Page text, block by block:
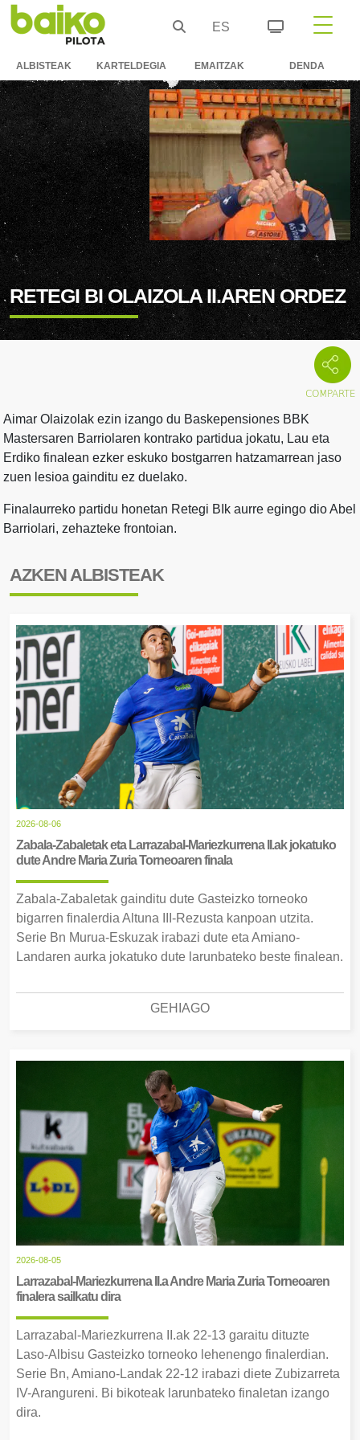
ES
ALBISTEAK KARTELDEGIA EMAITZAK DENDA
RETEGI BI OLAIZOLA II.AREN ORDEZ
Aimar Olaizolak ezin izango du Baskepensiones BBK
Mastersaren Barriolaren kontrako partidua jokatu, Lau eta
Erdiko finalean ezker eskuko bostgarren hatzamarrean jaso
zuen lesioa gainditu ez duelako.
Finalaurreko partidu honetan Retegi BIk aurre egingo dio Abel
Barriolari, zehazteke frontoian.
AZKEN ALBISTEAK
2026-08-06
Zabala-Zabaletak eta Larrazabal-Mariezkurrena II.ak jokatuko
dute Andre Maria Zuria Torneoaren finala
Zabala-Zabaletak gainditu dute Gasteizko torneoko
bigarren finalerdia Altuna III-Rezusta kanpoan utzita.
Serie Bn Murua-Eskuzak irabazi dute eta Amiano-
Landaren aurka jokatuko dute larunbateko beste finalean.
GEHIAGO
2026-08-05
Larrazabal-Mariezkurrena II.a Andre Maria Zuria Torneoaren
finalera sailkatu dira
Larrazabal-Mariezkurrena II.ak 22-13 garaitu dituzte
Laso-Albisu Gasteizko torneoko lehenengo finalerdian.
Serie Bn, Amiano-Landak 22-12 irabazi diete Zubizarreta
IV-Arangureni. Bi bikoteak larunbateko finaletan izango
dira.